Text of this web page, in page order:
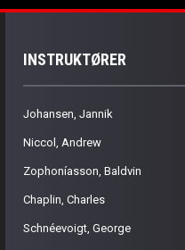
INSTRUKTØRER
Johansen, Jannik
Niccol, Andrew
Zophoníasson, Baldvin
Chaplin, Charles
Schnéevoigt, George